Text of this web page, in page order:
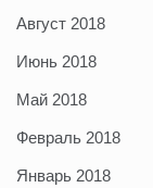
Август 2018
Июнь 2018
Май 2018
Февраль 2018
Январь 2018